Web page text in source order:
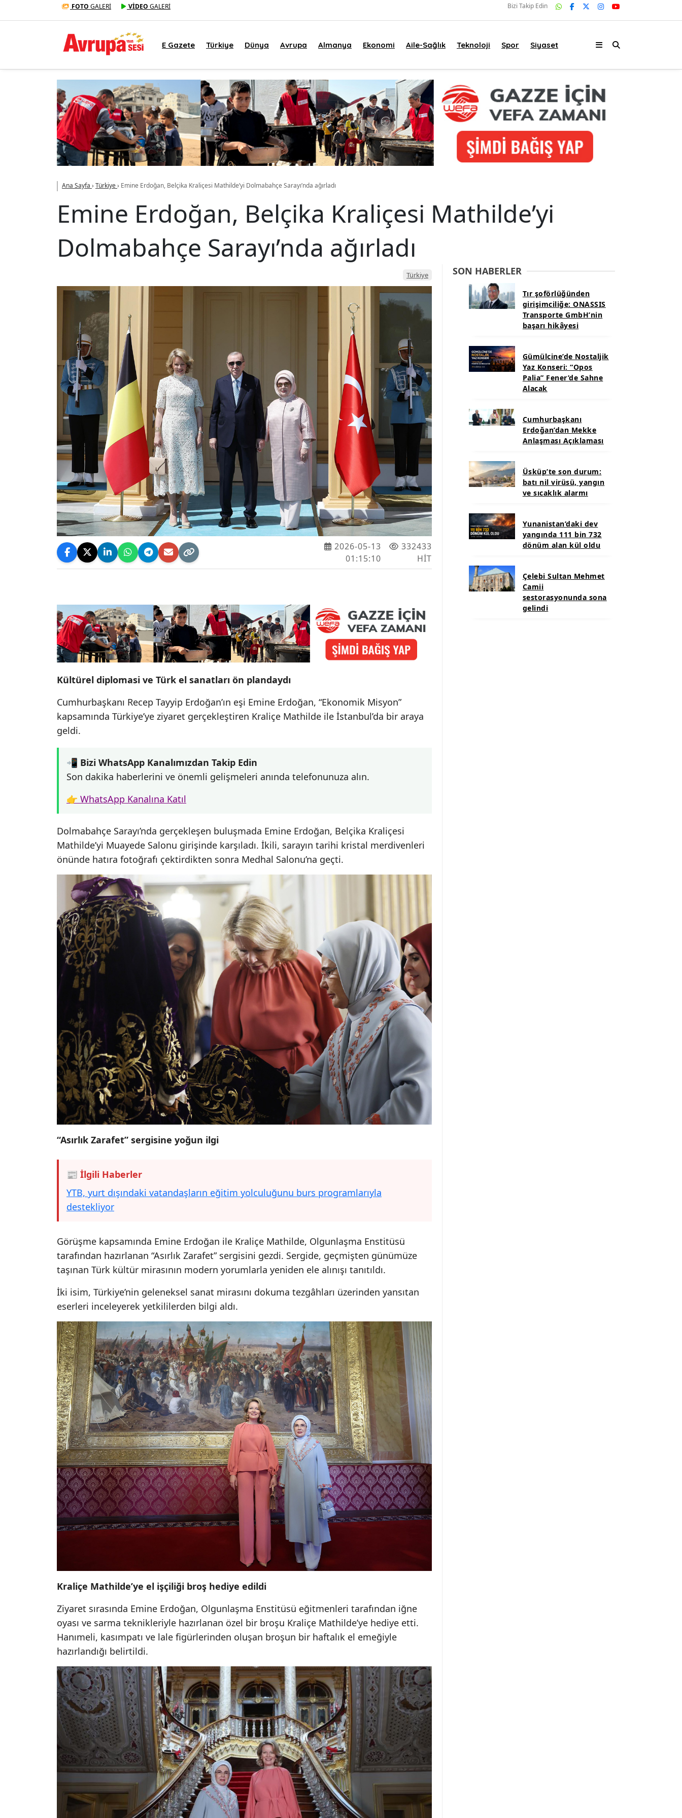
FOTO GALERİ VİDEO GALERİ Bizi Takip Edin
E Gazete Türkiye Dünya Avrupa Almanya Ekonomi Aile-Sağlık Teknoloji Spor Siyaset
Ana Sayfa › Türkiye› Emine Erdoğan, Belçika Kraliçesi Mathilde’yi Dolmabahçe Sarayı’nda ağırladı
Emine Erdoğan, Belçika Kraliçesi Mathilde’yi
Dolmabahçe Sarayı’nda ağırladı
Türkiye
2026-05-13
01:15:10
332433
HIT
Kültürel diplomasi ve Türk el sanatları ön plandaydı
Cumhurbaşkanı Recep Tayyip Erdoğan’ın eşi Emine Erdoğan, “Ekonomik Misyon”
kapsamında Türkiye’ye ziyaret gerçekleştiren Kraliçe Mathilde ile İstanbul’da bir araya
geldi.
📲 Bizi WhatsApp Kanalımızdan Takip Edin
Son dakika haberlerini ve önemli gelişmeleri anında telefonunuza alın.
👉 WhatsApp Kanalına Katıl
Dolmabahçe Sarayı’nda gerçekleşen buluşmada Emine Erdoğan, Belçika Kraliçesi
Mathilde’yi Muayede Salonu girişinde karşıladı. İkili, sarayın tarihi kristal merdivenleri
önünde hatıra fotoğrafı çektirdikten sonra Medhal Salonu’na geçti.
“Asırlık Zarafet” sergisine yoğun ilgi
📰 İlgili Haberler
YTB, yurt dışındaki vatandaşların eğitim yolculuğunu burs programlarıyla
destekliyor
Görüşme kapsamında Emine Erdoğan ile Kraliçe Mathilde, Olgunlaşma Enstitüsü
tarafından hazırlanan “Asırlık Zarafet” sergisini gezdi. Sergide, geçmişten günümüze
taşınan Türk kültür mirasının modern yorumlarla yeniden ele alınışı tanıtıldı.
İki isim, Türkiye’nin geleneksel sanat mirasını dokuma tezgâhları üzerinden yansıtan
eserleri inceleyerek yetkililerden bilgi aldı.
Kraliçe Mathilde’ye el işçiliği broş hediye edildi
Ziyaret sırasında Emine Erdoğan, Olgunlaşma Enstitüsü eğitmenleri tarafından iğne
oyası ve sarma teknikleriyle hazırlanan özel bir broşu Kraliçe Mathilde’ye hediye etti.
Hanımeli, kasımpatı ve lale figürlerinden oluşan broşun bir haftalık el emeğiyle
hazırlandığı belirtildi.
SON HABERLER
Tır şoförlüğünden
girişimciliğe: ONASSIS
Transporte GmbH’nin
başarı hikâyesi
Gümülcine’de Nostaljik
Yaz Konseri: “Opos
Palia” Fener’de Sahne
Alacak
Cumhurbaşkanı
Erdoğan’dan Mekke
Anlaşması Açıklaması
Üsküp’te son durum:
batı nil virüsü, yangın
ve sıcaklık alarmı
Yunanistan’daki dev
yangında 111 bin 732
dönüm alan kül oldu
Çelebi Sultan Mehmet
Camii
sestorasyonunda sona
gelindi